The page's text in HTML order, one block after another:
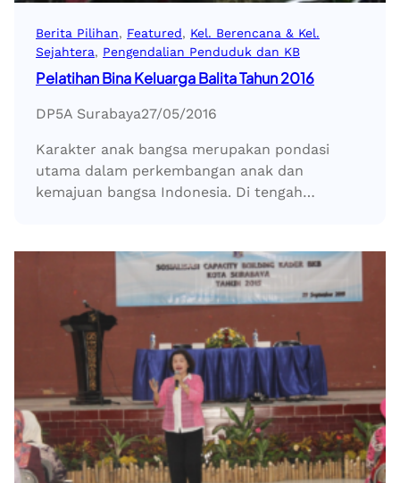
Berita Pilihan, Featured, Kel. Berencana & Kel.
Sejahtera, Pengendalian Penduduk dan KB
Pelatihan Bina Keluarga Balita Tahun 2016
DP5A Surabaya27/05/2016
Karakter anak bangsa merupakan pondasi
utama dalam perkembangan anak dan
kemajuan bangsa Indonesia. Di tengah…